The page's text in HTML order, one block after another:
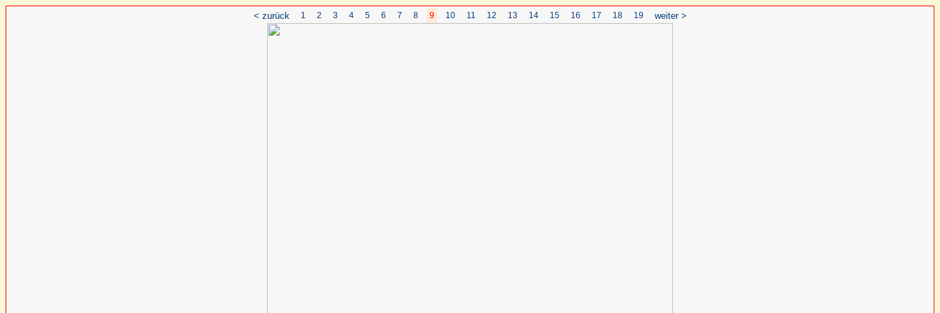
< zurück 1 2 3 4 5 6 7 8 9 10 11 12 13 14 15 16 17 18 19 weiter >